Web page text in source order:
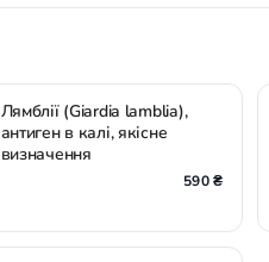
Лямблії (Giardia lamblia),
антиген в калі, якісне
визначення
590 ₴